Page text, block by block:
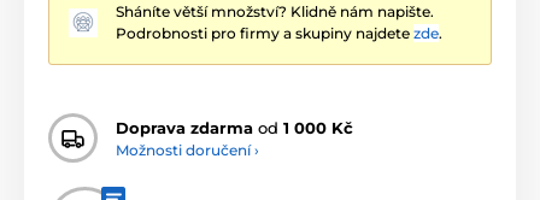
Sháníte větší množství? Klidně nám napište.
Podrobnosti pro firmy a skupiny najdete zde.
Doprava zdarma od 1 000 Kč
Možnosti doručení ›